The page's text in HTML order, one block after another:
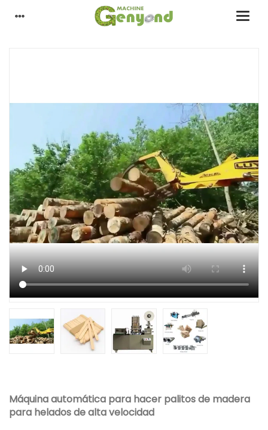
Máquina automática para hacer palitos de madera
para helados de alta velocidad